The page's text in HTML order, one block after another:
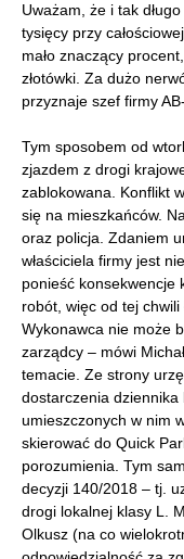
Uważam, że i tak
tysięcy przy
mało znaczący
złotówki. Za dużo
przyznaje szef firmy
Tym sposobem od
zjazdem z drogi
zablokowana. Konflikt
się na mieszkańców.
oraz policja. Zdaniem
właściciela firmy jest
ponieść konsekwencje
robót, więc od tej
Wykonawca nie może
zarządcy – mówi
temacie. Ze strony
dostarczenia
umieszczonych w nim
skierować do Quick
porozumienia. Tym
decyzji 140/2018 – tj.
drogi lokalnej klasy L.
Olkusz (na co